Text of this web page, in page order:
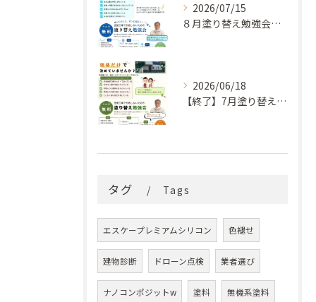
2026/07/15
８月塗り替え勉強会開催のお知らせ
2026/06/18
【終了】7月塗り替え勉強会のお知らせ
タグ Tags
エスケープレミアムシリコン 色褪せ
建物診断 ドローン点検 業者選び
ナノコンポジットw 塗料 無機系塗料